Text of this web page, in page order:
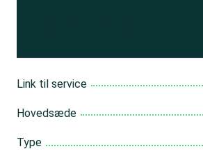
Link til service
Hovedsæde
Type